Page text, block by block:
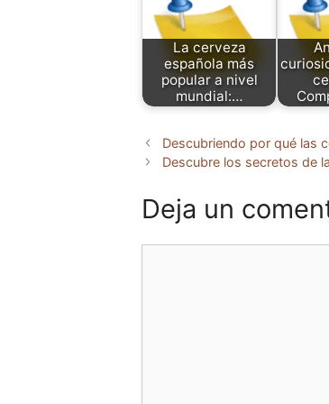
La cerveza
española más
popular a nivel
mundial:…
Descubriendo por qué las
Descubre los secretos de
Deja un